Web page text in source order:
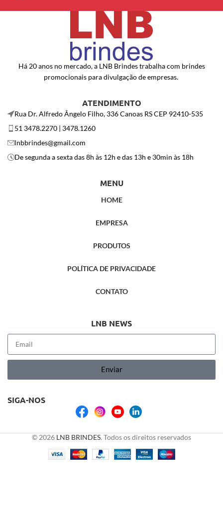
Há 20 anos no mercado, a LNB Brindes trabalha com brindes
promocionais para divulgação de empresas.
ATENDIMENTO
Rua Dr. Alfredo Ângelo Filho, 336 Canoas RS CEP 92410-535
51 3478.2270 | 3478.1260
lnbbrindes@gmail.com
De segunda a sexta das 8h às 12h e das 13h e 30min às 18h
MENU
HOME
EMPRESA
PRODUTOS
POLÍTICA DE PRIVACIDADE
CONTATO
LNB NEWS
Enviar
SIGA-NOS
© 2026 LNB BRINDES. Todos os direitos reservados